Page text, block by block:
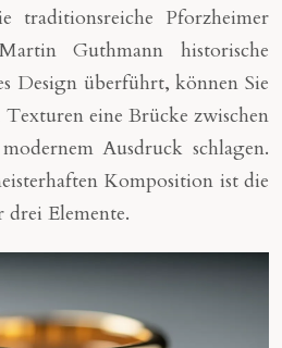
traditionsreiche Pforzheimer
Guthmann historische
Design überführt, können Sie
eine Brücke zwischen
Ausdruck schlagen.
Komposition ist die
drei Elemente.